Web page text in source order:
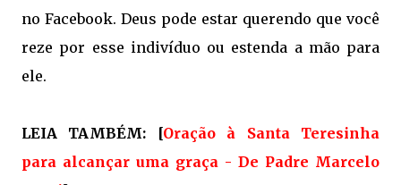
no Facebook. Deus pode estar querendo que você
reze por esse indivíduo ou estenda a mão para
ele.
LEIA TAMBÉM: [Oração à Santa Teresinha
para alcançar uma graça - De Padre Marcelo